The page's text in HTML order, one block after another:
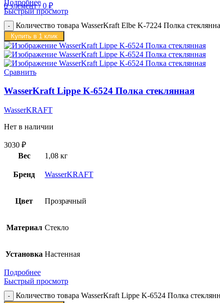
0элемент / 0 ₽
Подробнее
Быстрый просмотр
Количество товара WasserKraft Elbe K-7224 Полка
Купить в 1 клик
Сравнить
WasserKraft Lippe K-6524 Полка стеклянная
WasserKRAFT
Нет в наличии
3030 ₽
Вес
1,08 кг
Бренд WasserKRAFT
Цвет Прозрачный
Материал Стекло
Установка Настенная
Подробнее
Быстрый просмотр
Количество товара WasserKraft Lippe K-6524 Полка